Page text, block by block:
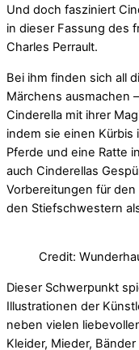
Und doch fasziniert
in dieser Fassung des
Charles Perrault.
Bei ihm finden sich all
Märchens ausmachen
Cinderella mit ihrer
indem sie einen Kürbis
Pferde und eine Ratte
auch Cinderellas
Vorbereitungen für
den Stiefschwestern
Credit:
Dieser Schwerpunkt
Illustrationen der
neben vielen
Kleider, Mieder,